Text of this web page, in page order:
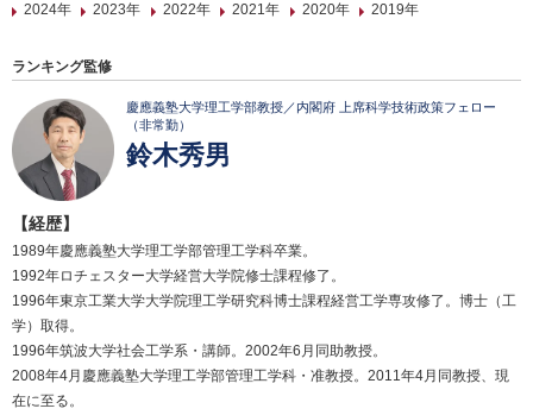
2024年
2023年 2022年 2021年 2020年 2019年
ランキング監修
慶應義塾大学理工学部教授／内閣府 上席科学技術政策フェロー
（非常勤）
鈴木秀男
【経歴】
1989年慶應義塾大学理工学部管理工学科卒業。
1992年ロチェスター大学経営大学院修士課程修了。
1996年東京工業大学大学院理工学研究科博士課程経営工学専攻修了。博士（工
学）取得。
1996年筑波大学社会工学系・講師。2002年6月同助教授。
2008年4月慶應義塾大学理工学部管理工学科・准教授。2011年4月同教授、現
在に至る。